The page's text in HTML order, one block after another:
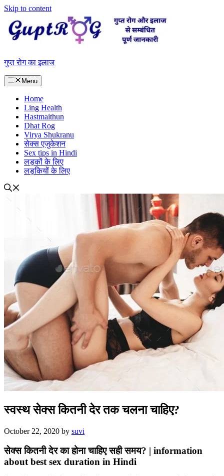
Skip to content
गुप्त रोग का इलाज
Menu
Home
Ling Health
Hastmaithun
Dhat Rog
Virya Shukranu
सेक्स एजुकेशन
Sex tips in Hindi
लड़कों के लिए
लड़कियों के लिए
स्वस्थ सेक्स कितनी देर तक चलना चाहिए?
October 22, 2020 by suvi
सेक्स कितनी देर का होना चाहिए सही समय? | information
about best sex duration in Hindi